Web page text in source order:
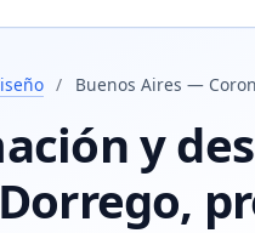
/ Buenos Aires —
y